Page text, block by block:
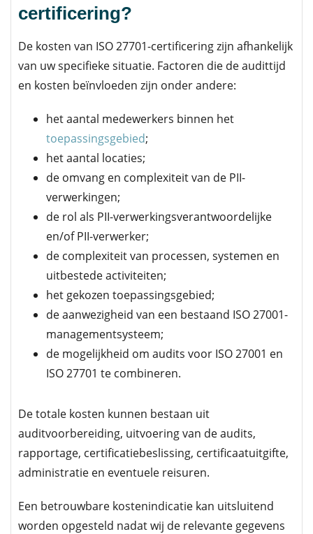
certificering?
De kosten van ISO 27701-certificering zijn afhankelijk
van uw specifieke situatie. Factoren die de audittijd
en kosten beïnvloeden zijn onder andere:
het aantal medewerkers binnen het
toepassingsgebied;
het aantal locaties;
de omvang en complexiteit van de PII-
verwerkingen;
de rol als PII-verwerkingsverantwoordelijke
en/of PII-verwerker;
de complexiteit van processen, systemen en
uitbestede activiteiten;
het gekozen toepassingsgebied;
de aanwezigheid van een bestaand ISO 27001-
managementsysteem;
de mogelijkheid om audits voor ISO 27001 en
ISO 27701 te combineren.
De totale kosten kunnen bestaan uit
auditvoorbereiding, uitvoering van de audits,
rapportage, certificatiebeslissing, certificaatuitgifte,
administratie en eventuele reisuren.
Een betrouwbare kostenindicatie kan uitsluitend
worden opgesteld nadat wij de relevante gegevens